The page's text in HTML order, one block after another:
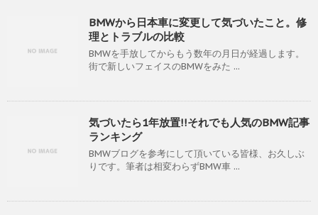
BMWから日本車に変更して気づいたこと。修
理とトラブルの比較
BMWを手放してからもう数年の月日が経過します。
街で新しいフェイスのBMWをみた ...
気づいたら1年放置!!それでも人気のBMW記事
ランキング
BMWブログを参考にして頂いている皆様、お久しぶ
りです。筆者は相変わらずBMW車 ...